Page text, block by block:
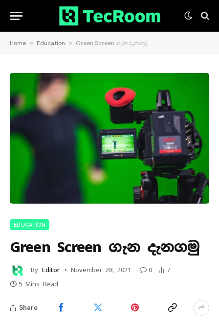
Home » Education » Green Screen ගැන දැනගමු
EDUCATION
Green Screen ගැන දැනගමු
By Editor November 28, 2021 0
7
5 Mins Read
Share